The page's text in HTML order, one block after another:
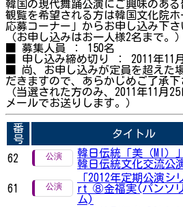
韓国の現代舞踊公演にご興味のある
観覧を希望される方は韓国文化院
応募コーナー」からお申し込み下さ
（お申し込みはお一人様2名まで。）
■ 募集人員 ： 150名
■ 申し込み締め切り ： 2011年11月
■ 尚、お申し込みが定員を超えた
だきますので、あらかじめご了承下
（当選された方のみ、2011年11月
メールでお送りします。）
番
号
タイトル
62
韓日伝統「美（MI）
韓日伝統文化交流公
61
「2012年定期公演シ
rt ⑧金福実(パンソ
ム)